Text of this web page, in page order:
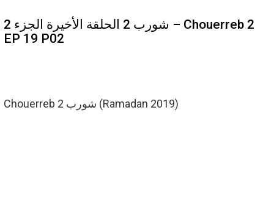
شورب 2 الحلقة الأخيرة الجزء 2 – Chouerreb 2
EP 19 P02
Chouerreb 2 شورب (Ramadan 2019)